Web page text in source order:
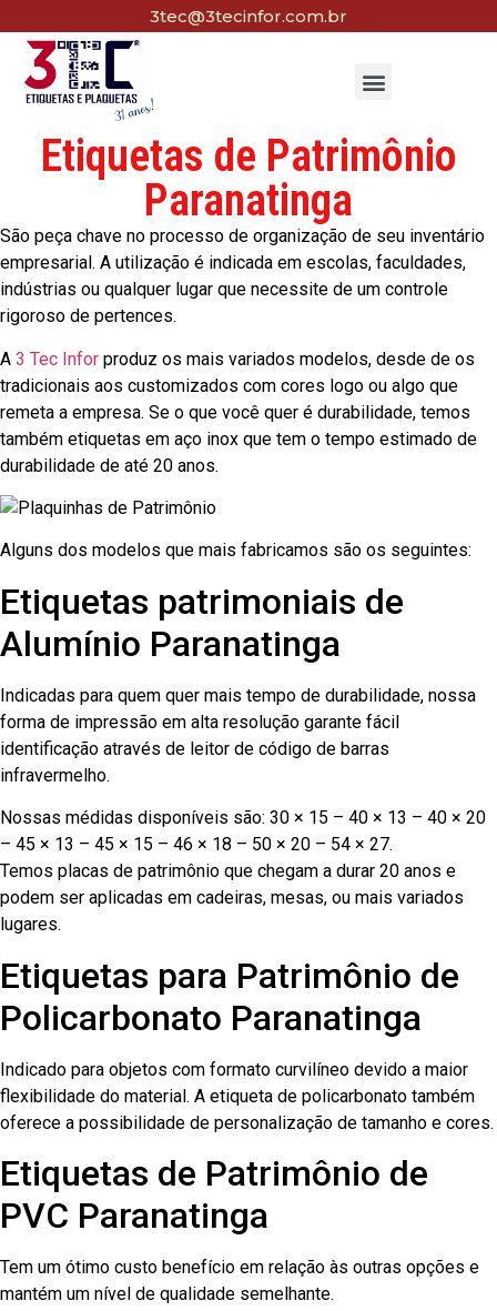
3tec@3tecinfor.com.br
Etiquetas de Patrimônio
Paranatinga
São peça chave no processo de organização de seu inventário
empresarial. A utilização é indicada em escolas, faculdades,
indústrias ou qualquer lugar que necessite de um controle
rigoroso de pertences.
A 3 Tec Infor produz os mais variados modelos, desde de os
tradicionais aos customizados com cores logo ou algo que
remeta a empresa. Se o que você quer é durabilidade, temos
também etiquetas em aço inox que tem o tempo estimado de
durabilidade de até 20 anos.
Alguns dos modelos que mais fabricamos são os seguintes:
Etiquetas patrimoniais de
Alumínio Paranatinga
Indicadas para quem quer mais tempo de durabilidade, nossa
forma de impressão em alta resolução garante fácil
identificação através de leitor de código de barras
infravermelho.
Nossas médidas disponíveis são: 30 × 15 – 40 × 13 – 40 × 20
– 45 × 13 – 45 × 15 – 46 × 18 – 50 × 20 – 54 × 27.
Temos placas de patrimônio que chegam a durar 20 anos e
podem ser aplicadas em cadeiras, mesas, ou mais variados
lugares.
Etiquetas para Patrimônio de
Policarbonato Paranatinga
Indicado para objetos com formato curvilíneo devido a maior
flexibilidade do material. A etiqueta de policarbonato também
oferece a possibilidade de personalização de tamanho e cores.
Etiquetas de Patrimônio de
PVC Paranatinga
Tem um ótimo custo benefício em relação às outras opções e
mantém um nível de qualidade semelhante.